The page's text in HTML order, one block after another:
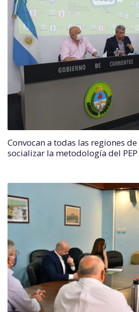
Convocan a todas las regiones
socializar la metodología del PEP